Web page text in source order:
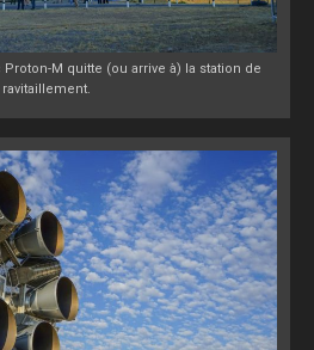
M quitte (ou arrive à) la station de
ravitaillement.